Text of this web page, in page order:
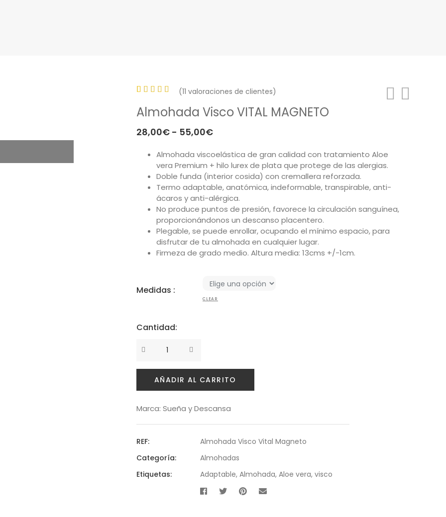
con5.00
de 5 en
valoraciones
clientes
(11 valoraciones de clientes)
Almohada Visco VITAL MAGNETO
28,00€ - 55,00€Rango
precios:
desde
28,00€
hasta
55,00€
Almohada viscoelástica de gran calidad con tratamiento Aloe
vera Premium + hilo lurex de plata que protege de las alergias.
Doble funda (interior cosida) con cremallera reforzada.
Termo adaptable, anatómica, indeformable, transpirable, anti-
ácaros y anti-alérgica.
No produce puntos de presión, favorece la circulación sanguínea,
proporcionándonos un descanso placentero.
Plegable, se puede enrollar, ocupando el mínimo espacio, para
disfrutar de tu almohada en cualquier lugar.
Firmeza de grado medio. Altura media: 13cms +/-1cm.
Medidas :
CLEAR
Cantidad:
Cantidad
AÑADIR AL CARRITO
Marca: Sueña y Descansa
REF:
Almohada Visco Vital Magneto
Categoría:
Almohadas
Etiquetas:
Adaptable, Almohada, Aloe vera, visco